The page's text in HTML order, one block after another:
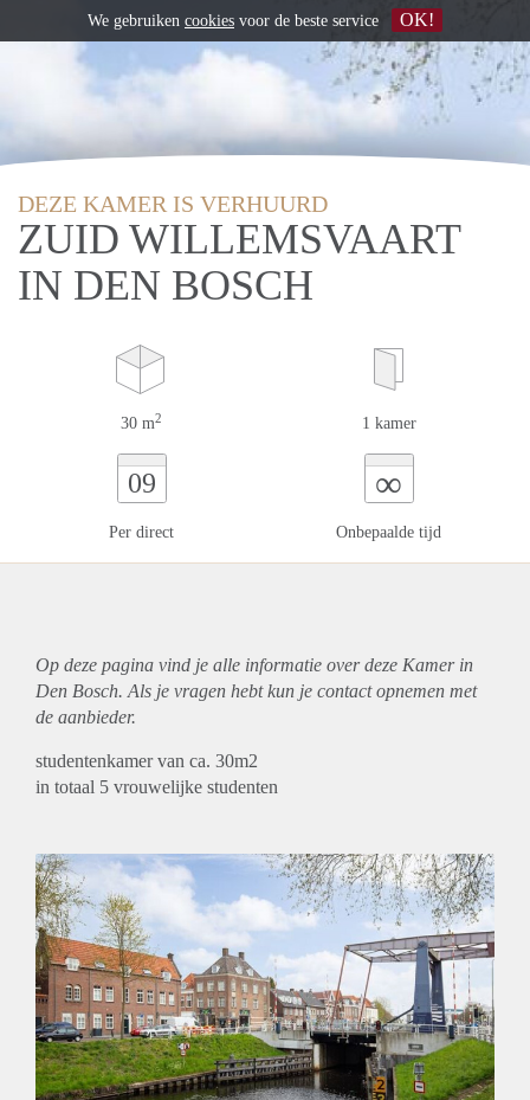
DEZE KAMER IS VERHUURD
ZUID WILLEMSVAART
IN DEN BOSCH
30 m2 1 kamer
09
Per direct
∞
Onbepaalde tijd
Op deze pagina vind je alle informatie over deze Kamer in
Den Bosch. Als je vragen hebt kun je contact opnemen met
de aanbieder.
studentenkamer van ca. 30m2
in totaal 5 vrouwelijke studenten
We gebruiken cookies voor de beste service OK!